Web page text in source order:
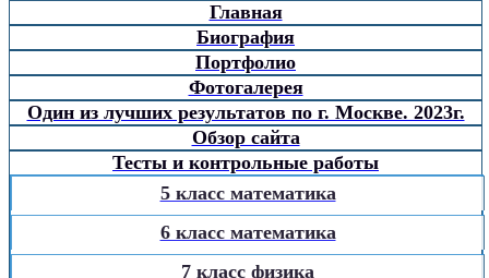
Главная
Биография
Портфолио
Фотогалерея
Один из лучших результатов по г. Москве. 2023г.
Обзор сайта
Тесты и контрольные работы
5 класс математика
6 класс математика
7 класс физика